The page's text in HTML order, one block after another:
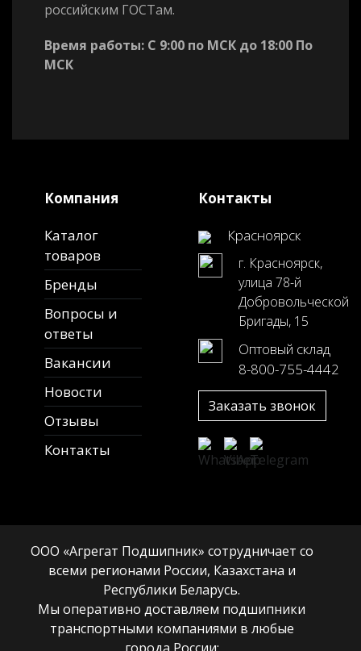
российским ГОСТам.
Время работы: С 9:00 по МСК до 18:00 По
МСК
Компания
Каталог
товаров
Бренды
Вопросы и
ответы
Вакансии
Новости
Отзывы
Контакты
Контакты
Красноярск
г. Красноярск,
улица 78-й
Добровольческой
Бригады, 15
Оптовый склад
8-800-755-4442
Заказать звонок
ООО «Агрегат Подшипник» сотрудничает со
всеми регионами России, Казахстана и
Республики Беларусь.
Мы оперативно доставляем подшипники
транспортными компаниями в любые